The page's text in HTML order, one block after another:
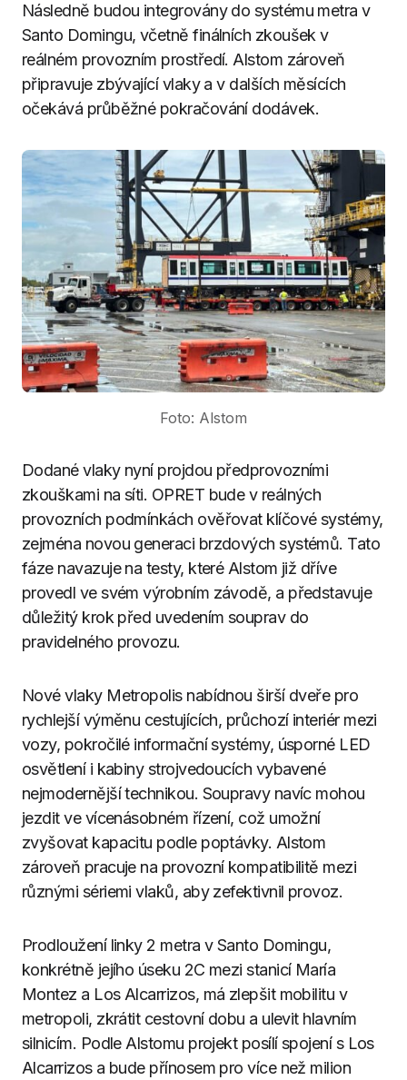
Následně budou integrovány do systému metra v
Santo Domingu, včetně finálních zkoušek v
reálném provozním prostředí. Alstom zároveň
připravuje zbývající vlaky a v dalších měsících
očekává průběžné pokračování dodávek.
Foto: Alstom
Dodané vlaky nyní projdou předprovozními
zkouškami na síti. OPRET bude v reálných
provozních podmínkách ověřovat klíčové systémy,
zejména novou generaci brzdových systémů. Tato
fáze navazuje na testy, které Alstom již dříve
provedl ve svém výrobním závodě, a představuje
důležitý krok před uvedením souprav do
pravidelného provozu.
Nové vlaky Metropolis nabídnou širší dveře pro
rychlejší výměnu cestujících, průchozí interiér mezi
vozy, pokročilé informační systémy, úsporné LED
osvětlení i kabiny strojvedoucích vybavené
nejmodernější technikou. Soupravy navíc mohou
jezdit ve vícenásobném řízení, což umožní
zvyšovat kapacitu podle poptávky. Alstom
zároveň pracuje na provozní kompatibilitě mezi
různými sériemi vlaků, aby zefektivnil provoz.
Prodloužení linky 2 metra v Santo Domingu,
konkrétně jejího úseku 2C mezi stanicí María
Montez a Los Alcarrizos, má zlepšit mobilitu v
metropoli, zkrátit cestovní dobu a ulevit hlavním
silnicím. Podle Alstomu projekt posílí spojení s Los
Alcarrizos a bude přínosem pro více než milion